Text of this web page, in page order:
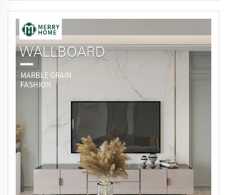
Groove Podloga